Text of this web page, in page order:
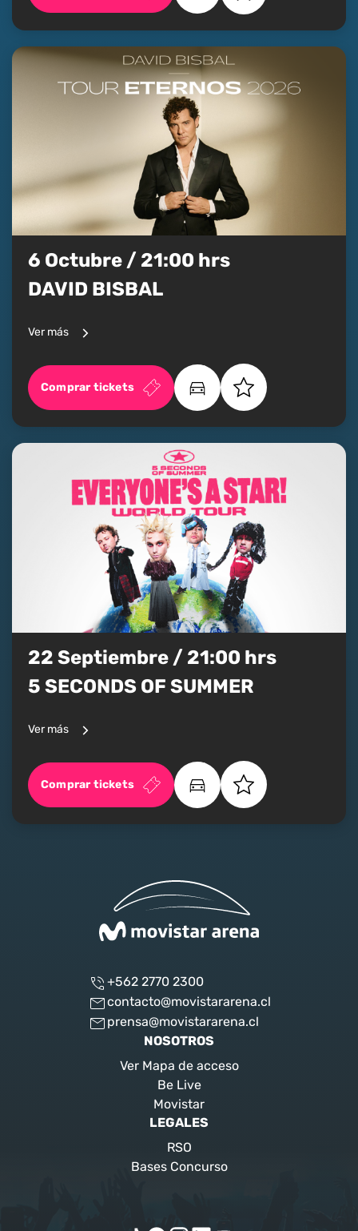
6 Octubre / 21:00 hrs
DAVID BISBAL
Ver más
Comprar tickets
22 Septiembre / 21:00 hrs
5 SECONDS OF SUMMER
Ver más
Comprar tickets
+562 2770 2300
contacto@movistararena.cl
prensa@movistararena.cl
NOSOTROS
Ver Mapa de acceso
Be Live
Movistar
LEGALES
RSO
Bases Concurso